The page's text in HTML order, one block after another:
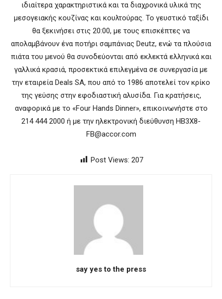
ιδιαίτερα χαρακτηριστικά και τα διαχρονικά υλικά της
μεσογειακής κουζίνας και κουλτούρας. Το γευστικό ταξίδι
θα ξεκινήσει στις 20:00, με τους επισκέπτες να
απολαμβάνουν ένα ποτήρι σαμπάνιας Deutz, ενώ τα πλούσια
πιάτα του μενού θα συνοδεύονται από εκλεκτά ελληνικά και
γαλλικά κρασιά, προσεκτικά επιλεγμένα σε συνεργασία με
την εταιρεία Deals SA, που από το 1986 αποτελεί τον κρίκο
της γεύσης στην εφοδιαστική αλυσίδα. Για κρατήσεις,
αναφορικά με το «Four Hands Dinner», επικοινωνήστε στο
214 444 2000 ή με την ηλεκτρονική διεύθυνση HB3X8-
FB@accor.com
Post Views: 207
say yes to the press